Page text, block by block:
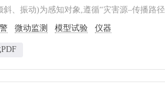
斜、振动)为感知对象,遵循“灾害源–传播路
微动监测 模型试验 仪器